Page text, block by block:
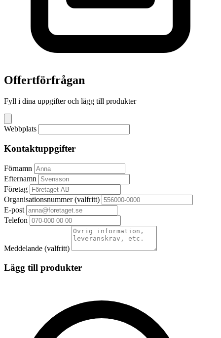
Offertförfrågan
Fyll i dina uppgifter och lägg till produkter
Webbplats
Kontaktuppgifter
Förnamn
Efternamn
Företag
Organisationsnummer(valfritt)
E-post
Telefon
Meddelande (valfritt)
Lägg till produkter